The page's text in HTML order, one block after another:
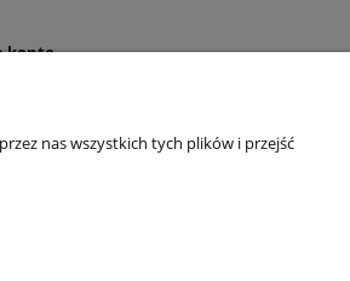
konto
nas wszystkich tych plików i przejść